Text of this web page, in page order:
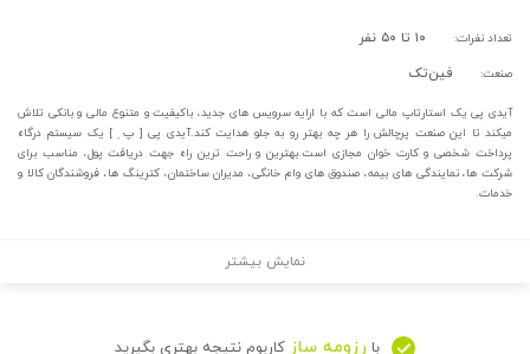
تعداد نفرات: ۱۰ تا ۵۰ نفر
صنعت: فین‌تک
آیدی پی یک استارتاپ مالی است که با ارایه سرویس های جدید، باکیفیت و متنوع مالی و بانکی تلاش
میکند تا این صنعت پرچالش را هر چه بهتر رو به جلو هدایت کند.آیدی پی [ پ ِ ] یک سیستم درگاه
پرداخت شخصی و کارت خوان مجازی است.بهترین و راحت ترین راه جهت دریافت پول، مناسب برای
شرکت ها، نمایندگی های بیمه، صندوق های وام خانگی، مدیران ساختمان، کترینگ ها، فروشندگان کالا و
خدمات.
نمایش بیشتر
با رزومه ساز کاربوم نتیجه بهتری بگیرید